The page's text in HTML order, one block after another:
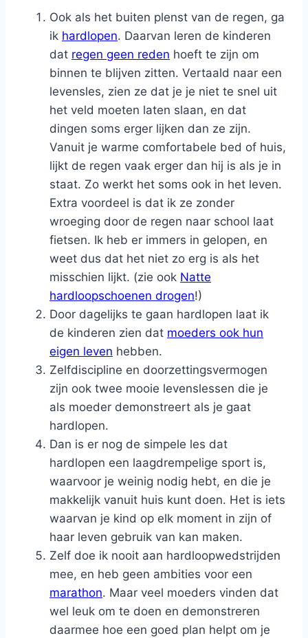
Ook als het buiten plenst van de regen, ga
ik hardlopen. Daarvan leren de kinderen
dat regen geen reden hoeft te zijn om
binnen te blijven zitten. Vertaald naar een
levensles, zien ze dat je je niet te snel uit
het veld moeten laten slaan, en dat
dingen soms erger lijken dan ze zijn.
Vanuit je warme comfortabele bed of huis,
lijkt de regen vaak erger dan hij is als je in
staat. Zo werkt het soms ook in het leven.
Extra voordeel is dat ik ze zonder
wroeging door de regen naar school laat
fietsen. Ik heb er immers in gelopen, en
weet dus dat het niet zo erg is als het
misschien lijkt. (zie ook Natte
hardloopschoenen drogen!)
Door dagelijks te gaan hardlopen laat ik
de kinderen zien dat moeders ook hun
eigen leven hebben.
Zelfdiscipline en doorzettingsvermogen
zijn ook twee mooie levenslessen die je
als moeder demonstreert als je gaat
hardlopen.
Dan is er nog de simpele les dat
hardlopen een laagdrempelige sport is,
waarvoor je weinig nodig hebt, en die je
makkelijk vanuit huis kunt doen. Het is iets
waarvan je kind op elk moment in zijn of
haar leven gebruik van kan maken.
Zelf doe ik nooit aan hardloopwedstrijden
mee, en heb geen ambities voor een
marathon. Maar veel moeders vinden dat
wel leuk om te doen en demonstreren
daarmee hoe een goed plan helpt om je